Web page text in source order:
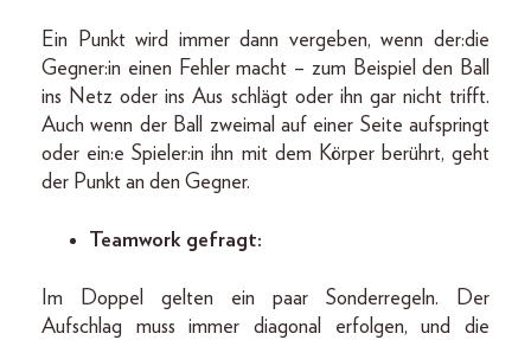
Ein Punkt wird immer dann vergeben, wenn der:die
Gegner:in einen Fehler macht – zum Beispiel den Ball
ins Netz oder ins Aus schlägt oder ihn gar nicht trifft.
Auch wenn der Ball zweimal auf einer Seite aufspringt
oder ein:e Spieler:in ihn mit dem Körper berührt, geht
der Punkt an den Gegner.
Teamwork gefragt:
Im Doppel gelten ein paar Sonderregeln. Der
Aufschlag muss immer diagonal erfolgen, und die